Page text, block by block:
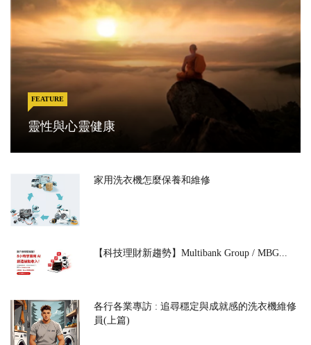
FEATURE
靈性與心靈健康
家用洗衣機怎麼保養和維修
【科技理財新趨勢】Multibank Group / MBG...
各行各業專訪 : 追尋穩定與成就感的洗衣機維修
員(上篇)